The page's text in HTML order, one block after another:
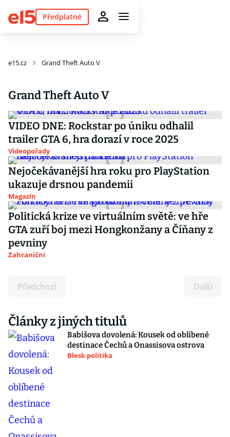
Předplatné
e15.cz Grand Theft Auto V
Grand Theft Auto V
VIDEO DNE: Rockstar po úniku odhalil
trailer GTA 6, hra dorazí v roce 2025
Videopořady
Nejočekávanější hra roku pro PlayStation
ukazuje drsnou pandemii
Magazín
Politická krize ve virtuálním světě: ve hře
GTA zuří boj mezi Hongkonžany a Číňany z
pevniny
Zahraniční
Předchozí Další
Články z jiných titulů
Babišova dovolená: Kousek od oblíbené
destinace Čechů a Onassisova ostrova
Blesk politika